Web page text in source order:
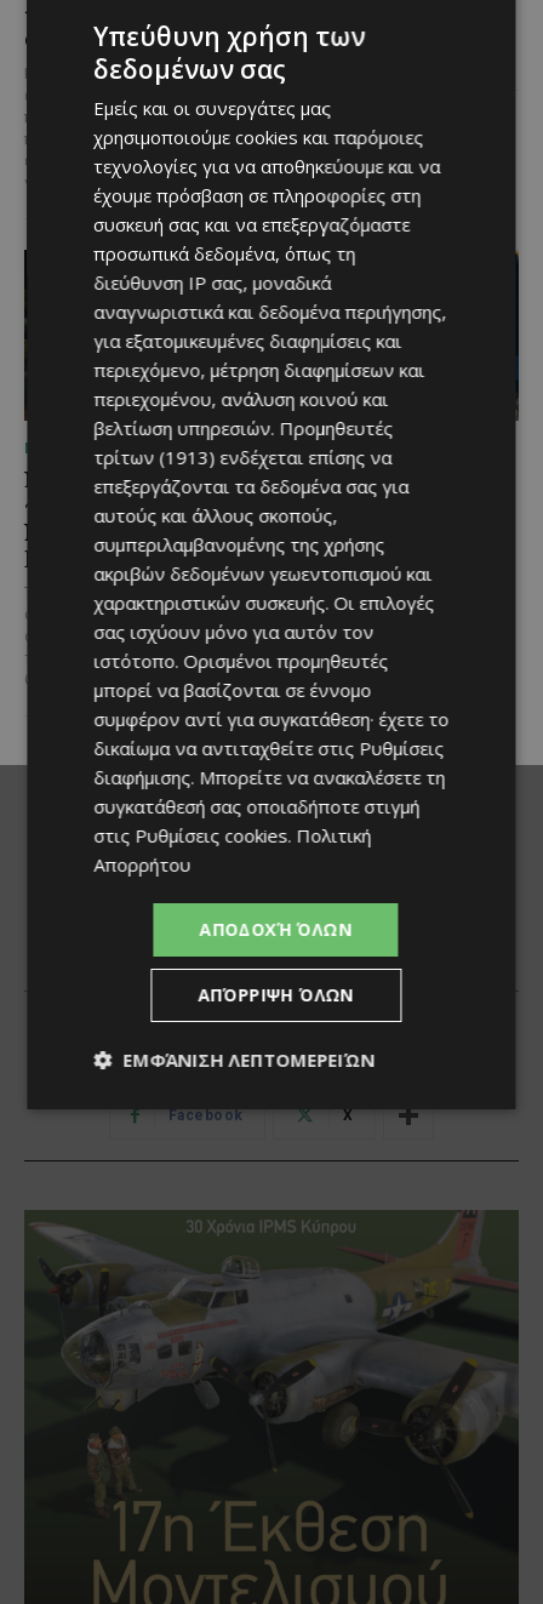
και Πανοραμική Θέα της
Θάλασσας
Μια εξαιρετικά σπάνια
επενδυτική ευκαιρία
παρουσιάζεται στην παραλιακή
περιοχή του Αλαμινού, στην
επαρχία Λάρνακας. Πρόκειται
για τρία συνεχόμενα...
τη συγχρηματοδότησης της ΕΕ
Σε μία από τις...
ΜΈΝΟΥΜΕ ΕΝΗΜΕΡΩΜΈΝΟΙ
Νέα διεθνής διάκριση και
παγκόσμιο ρεκόρ για το
Nissan Qashqai e-
POWER
Το Nissan Qashqai e-POWER
αποδεικνύει στην πράξη την
αποδοτικότητα της τεχνολογίας
του κατακτώντας τίτλο στα
Guinness World Records....
ΜΈΝΟΥΜΕ ΕΝΗΜΕΡΩΜΈΝΟΙ
Υποβολή προτάσεων για
το AglanJazz 2026 –
Τελευταία ημέρα
αιτήσεων η 7η
Αυγούστου
Οι επαγγελματίες μουσικοί και
τα μουσικά σχήματα της Κύπρου
έχουν ακόμη λίγες ώρες στη
διάθεσή τους για να...
Υπεύθυνη χρήση των
δεδομένων σας
Εμείς και οι συνεργάτες μας
χρησιμοποιούμε cookies και παρόμοιες
τεχνολογίες για να αποθηκεύουμε και να
έχουμε πρόσβαση σε πληροφορίες στη
συσκευή σας και να επεξεργαζόμαστε
προσωπικά δεδομένα, όπως τη
διεύθυνση IP σας, μοναδικά
αναγνωριστικά και δεδομένα περιήγησης,
για εξατομικευμένες διαφημίσεις και
περιεχόμενο, μέτρηση διαφημίσεων και
περιεχομένου, ανάλυση κοινού και
βελτίωση υπηρεσιών. Προμηθευτές
τρίτων (1913) ενδέχεται επίσης να
επεξεργάζονται τα δεδομένα σας για
αυτούς και άλλους σκοπούς,
συμπεριλαμβανομένης της χρήσης
ακριβών δεδομένων γεωεντοπισμού και
χαρακτηριστικών συσκευής. Οι επιλογές
σας ισχύουν μόνο για αυτόν τον
ιστότοπο. Ορισμένοι προμηθευτές
μπορεί να βασίζονται σε έννομο
συμφέρον αντί για συγκατάθεση· έχετε το
δικαίωμα να αντιταχθείτε στις Ρυθμίσεις
διαφήμισης. Μπορείτε να ανακαλέσετε τη
συγκατάθεσή σας οποιαδήποτε στιγμή
στις Ρυθμίσεις cookies. Πολιτική
Απορρήτου
ΑΠΟΔΟΧΉ ΌΛΩΝ
ΑΠΌΡΡΙΨΗ ΌΛΩΝ
ΕΜΦΆΝΙΣΗ ΛΕΠΤΟΜΕΡΕΙΏΝ